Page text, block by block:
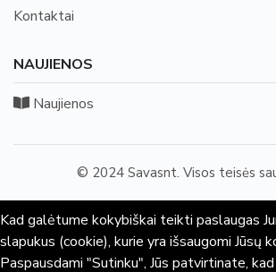
Kontaktai
NAUJIENOS
Naujienos
© 2024 Savasnt. Visos teisės
Kad galėtume kokybiškai teikti paslaugas
slapukus (cookie), kurie yra išsaugomi Jūsų
Paspausdami "Sutinku", Jūs patvirtinate,